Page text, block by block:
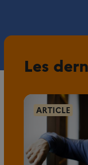
Les
ARTICLE